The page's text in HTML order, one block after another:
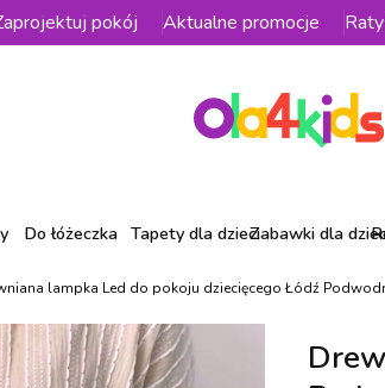
pokój Aktualne promocje
Do łóżeczka Tapety dla dzieciZabawki dla
lampka Led do pokoju dziecięcego Łódź